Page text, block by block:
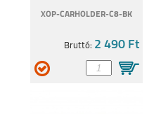
RENO 5Z 5G
XOP-CARHOLDER-C8-BK
Bruttó: 2 490 Ft